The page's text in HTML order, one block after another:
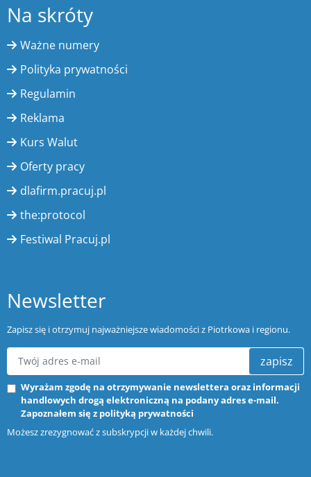
Na skróty
Ważne numery
Polityka prywatności
Regulamin
Reklama
Kurs Walut
Oferty pracy
dlafirm.pracuj.pl
the:protocol
Festiwal Pracuj.pl
Newsletter
Zapisz się i otrzymuj najważniejsze wiadomości z Piotrkowa i regionu.
zapisz
Wyrażam zgodę na otrzymywanie newslettera oraz informacji
handlowych drogą elektroniczną na podany adres e-mail.
Zapoznałem się z polityką prywatności
Możesz zrezygnować z subskrypcji w każdej chwili.